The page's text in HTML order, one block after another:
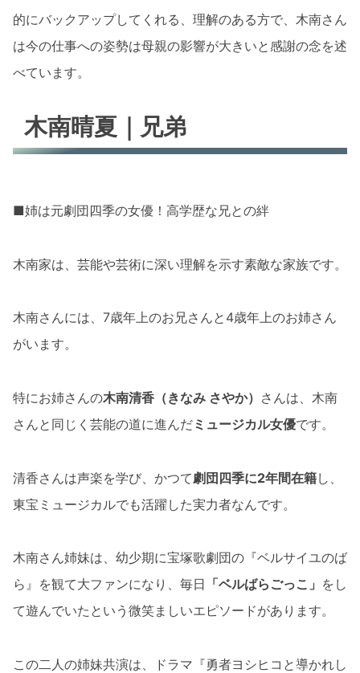
的にバックアップしてくれる、理解のある方で、木南さん
は今の仕事への姿勢は母親の影響が大きいと感謝の念を述
べています。
木南晴夏｜兄弟
■姉は元劇団四季の女優！高学歴な兄との絆
木南家は、芸能や芸術に深い理解を示す素敵な家族です。
木南さんには、7歳年上のお兄さんと4歳年上のお姉さん
がいます。
特にお姉さんの木南清香（きなみ さやか） さんは、木南
さんと同じく芸能の道に進んだミュージカル女優です。
清香さんは声楽を学び、かつて劇団四季に2年間在籍し、
東宝ミュージカルでも活躍した実力者なんです。
木南さん姉妹は、幼少期に宝塚歌劇団の『ベルサイユのば
ら』を観て大ファンになり、毎日 「ベルばらごっこ」 をし
て遊んでいたという微笑ましいエピソードがあります。
この二人の姉妹共演は、ドラマ『勇者ヨシヒコと導かれし